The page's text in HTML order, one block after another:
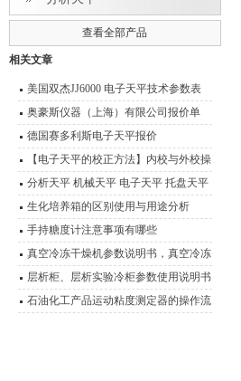
查看全部产品
相关文章
美国双杰JJ6000 电子天平技术参数表
分析天平
奥豪斯仪器（上海）有限公司报价单
德国赛多利斯电子天平报价
【电子天平的校正方法】内校与外校操
作流程介绍
分析天平 机械天平 电子天平 托盘天平
精密天平 电子秤 扭力天平 液体比重天
平 静水力学天平 酸度计 电导率仪 溶氧
仪 离子计 滴定仪 水份测定仪 电极 浓
度计 OR
生化培养箱的区别使用与用途分析
手持糖度计注意事项有哪些
真空冷冻干燥机参数说明书，真空冷冻
干燥箱
层析柜、层析实验冷柜参数使用说明书
石油化工产品运动粘度测定器的操作流